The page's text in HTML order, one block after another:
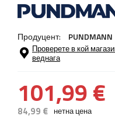
Продуцент: PUNDMANN
Проверете в кой
веднага
101,99 €
84,99 € нетна цена